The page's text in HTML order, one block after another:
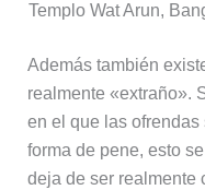
Templo Wat Arun,
Además también
realmente «extraño».
en el que las
forma de pene, esto
deja de ser realmente